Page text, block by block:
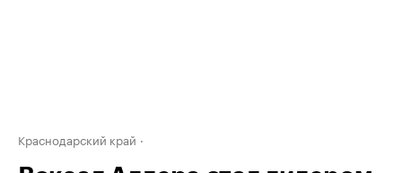
Краснодарский край